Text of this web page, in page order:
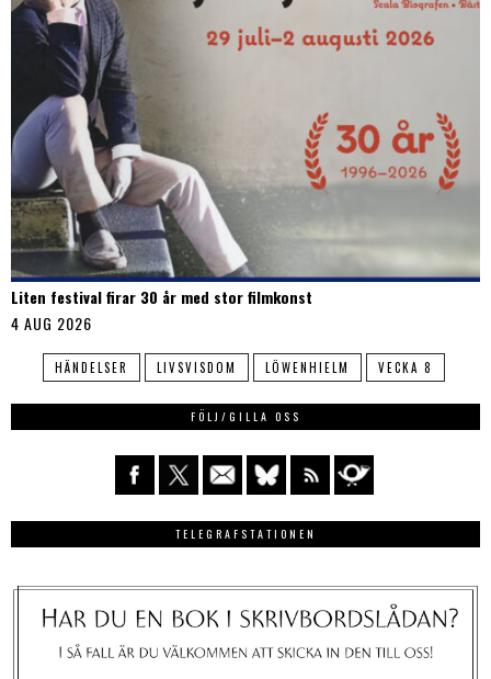
Liten festival firar 30 år med stor filmkonst
4 AUG 2026
HÄNDELSER LIVSVISDOM LÖWENHIELM VECKA 8
FÖLJ/GILLA OSS
TELEGRAFSTATIONEN